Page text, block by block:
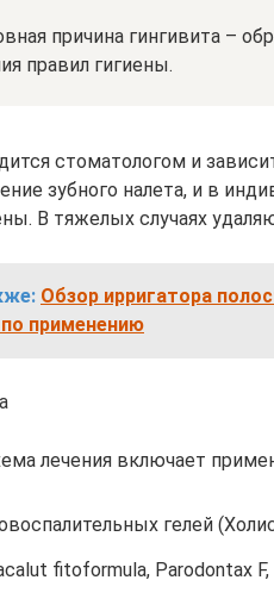
причина гингивита –
правил гигиены.
стоматологом и
зубного налета, и в
В тяжелых случаях
Обзор ирригатора
применению
лечения включает
гелей
fitoformula, Parodontax F,